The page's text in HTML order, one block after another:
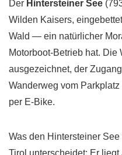
Der Hintersteiner See
Wilden Kaisers,
Wald — ein natürlicher
Motorboot-Betrieb hat. Die
ausgezeichnet, der
Wanderweg vom
per E-Bike.
Was den Hintersteiner